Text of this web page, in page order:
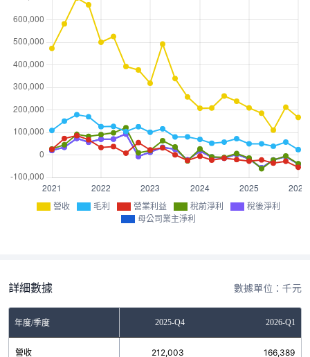
營收 毛利 營業利益 稅前淨利
稅後淨利
母公司業主淨利
詳細數據 數據單位：千元
年度/季度2025-Q3 2025-Q4 2026-Q1
營收 212,003 166,389